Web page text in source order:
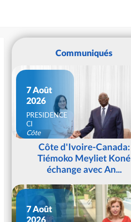
Communiqués
7 Août
2026
PRESIDENCE
CI
Côte
d'IvoireCôte d'Ivoire-Canada:
Tiémoko Meyliet Koné
échange avec An...
7 Août
2026